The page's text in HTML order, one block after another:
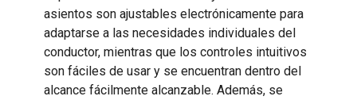
asientos son ajustables electrónicamente para
adaptarse a las necesidades individuales del
conductor, mientras que los controles intuitivos
son fáciles de usar y se encuentran dentro del
alcance fácilmente alcanzable. Además, se